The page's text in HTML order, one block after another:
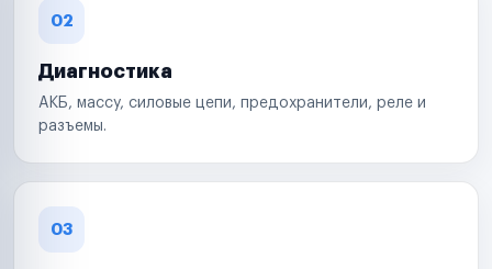
02
Диагностика
АКБ, массу, силовые цепи, предохранители, реле и
разъемы.
03